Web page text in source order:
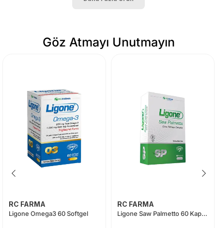
Göz Atmayı Unutmayın
RC FARMA
Ligone Omega3 60 Softgel
RC FARMA
Ligone Saw Palmetto 60 Kapsül